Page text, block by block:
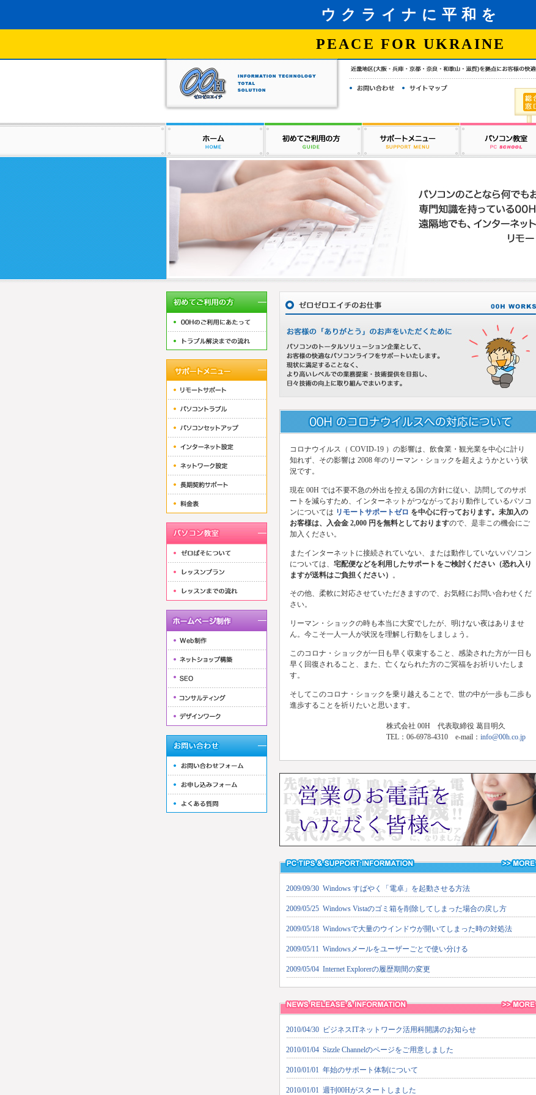
コロナウイルス（ COVID-19 ）の影響は、飲食業・観光業を中心に計り
知れず、その影響は 2008 年のリーマン・ショックを超えようかという状
況です。
現在 00H では不要不急の外出を控える国の方針に従い、訪問してのサポ
ートを減らすため、インターネットがつながっており動作しているパソコ
ンについては リモートサポートゼロ を中心に行っております。未加入の
お客様は、入会金 2,000 円を無料としておりますので、是非この機会にご
加入ください。
またインターネットに接続されていない、または動作していないパソコン
については、 宅配便などを利用したサポートをご検討ください（恐れ入り
ますが送料はご負担ください）
。
その他、柔軟に対応させていただきますので、お気軽にお問い合わせくだ
さい。
リーマン・ショックの時も本当に大変でしたが、明けない夜はありませ
ん。今こそ一人一人が状況を理解し行動をしましょう。
このコロナ・ショックが一日も早く収束すること、感染された方が一日も
早く回復されること、また、亡くなられた方のご冥福をお祈りいたしま
す。
そしてこのコロナ・ショックを乗り越えることで、世の中が一歩も二歩も
進歩することを祈りたいと思います。
株式会社 00H 代表取締役 葛目明久
TEL：06-6978-4310 e-mail：info@00h.co.jp
2009/09/30 Windows すばやく「電卓」を起動させる方法
2009/05/25 Windows Vistaのゴミ箱を削除してしまった場合の戻し方
2009/05/18 Windowsで大量のウインドウが開いてしまった時の対処法
2009/05/11 Windowsメールをユーザーごとで使い分ける
2009/05/04 Internet Explorerの履歴期間の変更
2010/04/30 ビジネスITネットワーク活用科開講のお知らせ
2010/01/04 Sizzle Channelのページをご用意しました
2010/01/01 年始のサポート体制について
2010/01/01 週刊00Hがスタートしました